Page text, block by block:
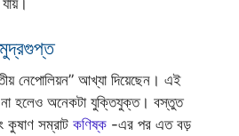
নেপোলিয়ন” আখ্যা দিয়েছেন। এই
না হলেও অনেকটা যুক্তিযুক্ত। বস্তুত
সম্রাট কণিষ্ক -এর পর এত বড়